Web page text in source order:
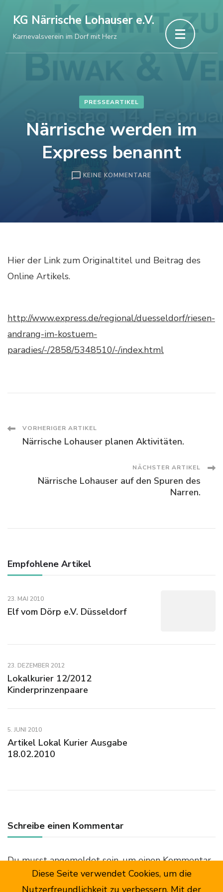
Inhalt
springen
(Enter
KG Närrische Lohauser e.V.
Karnevalsverein im Dorf mit Herz
PRESSEARTIKEL
Närrische werden im
Express benannt
KEINE KOMMENTARE
Hier der Link zum Originaltitel und Beitrag des
Online Artikels.
http://www.express.de/regional/duesseldorf/riesen-
andrang-im-kostuem-
paradies/-/2858/5348510/-/index.html
Beitragsnavigation
VORHERIGER ARTIKEL
Närrische Lohauser planen Aktivitäten.
NÄCHSTER ARTIKEL
Närrische Lohauser auf den Spuren des
Narren.
Empfohlene Artikel
23. MAI 2010
Elf vom Dörp e.V. Düsseldorf
23. DEZEMBER 2012
Lokalkurier 12/2012
Kinderprinzenpaare
5. JUNI 2010
Artikel Lokal Kurier Ausgabe
18.02.2010
Schreibe einen Kommentar
Du musstangemeldetsein, um einen Kommentar
abzugeben.
Diese Seite verwendet Cookies, um die
Nutzerfreundlichkeit zu verbessern. Mit der